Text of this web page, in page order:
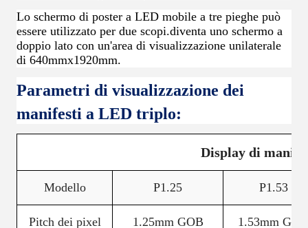
Lo schermo di poster a LED mobile a tre pieghe può
essere utilizzato per due scopi.diventa uno schermo a
doppio lato con un'area di visualizzazione unilaterale
di 640mmx1920mm.
Parametri di visualizzazione dei
manifesti a LED triplo:
Display di
Modello P1.25 P1.53
Pitch dei pixel 1.25mm GOB 1.53mm GOB